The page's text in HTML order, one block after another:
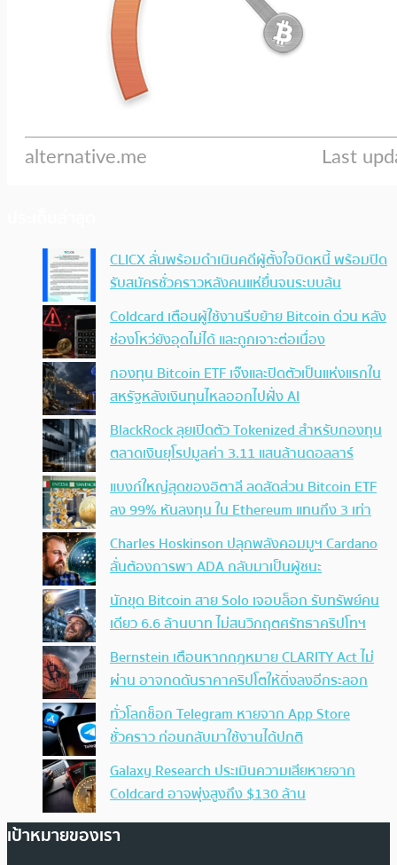
CLICX ลั่นพร้อมดำเนินคดีผู้ตั้งใจบิดหนี้ พร้อมปิด
รับสมัครชั่วคราวหลังคนแห่ยื่นจนระบบล้น
Coldcard เตือนผู้ใช้งานรีบย้าย Bitcoin ด่วน หลัง
ช่องโหว่ยังอุดไม่ได้ และถูกเจาะต่อเนื่อง
กองทุน Bitcoin ETF เจ๊งและปิดตัวเป็นแห่งแรกใน
สหรัฐหลังเงินทุนไหลออกไปฝั่ง AI
BlackRock ลุยเปิดตัว Tokenized สำหรับกองทุน
ตลาดเงินยุโรปมูลค่า 3.11 แสนล้านดอลลาร์
แบงก์ใหญ่สุดของอิตาลี ลดสัดส่วน Bitcoin ETF
ลง 99% หันลงทุน ใน Ethereum แทนถึง 3 เท่า
Charles Hoskinson ปลุกพลังคอมมูฯ Cardano
ลั่นต้องการพา ADA กลับมาเป็นผู้ชนะ
นักขุด Bitcoin สาย Solo เจอบล็อก รับทรัพย์คน
เดียว 6.6 ล้านบาท ไม่สนวิกฤตศรัทธาคริปโทฯ
Bernstein เตือนหากกฎหมาย CLARITY Act ไม่
ผ่าน อาจกดดันราคาคริปโตให้ดิ่งลงอีกระลอก
ทั่วโลกช็อก Telegram หายจาก App Store
ชั่วคราว ก่อนกลับมาใช้งานได้ปกติ
Galaxy Research ประเมินความเสียหายจาก
Coldcard อาจพุ่งสูงถึง $130 ล้าน
เป้าหมายของเรา